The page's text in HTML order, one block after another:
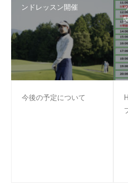
ンドレッスン開催
今後の予定について